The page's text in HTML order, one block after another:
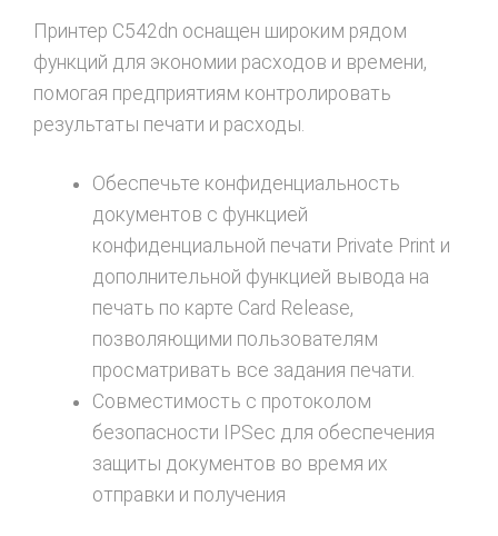
Принтер C542dn оснащен широким рядом
функций для экономии расходов и времени,
помогая предприятиям контролировать
результаты печати и расходы.
Обеспечьте конфиденциальность
документов с функцией
конфиденциальной печати Private Print и
дополнительной функцией вывода на
печать по карте Card Release,
позволяющими пользователям
просматривать все задания печати.
Совместимость с протоколом
безопасности IPSec для обеспечения
защиты документов во время их
отправки и получения